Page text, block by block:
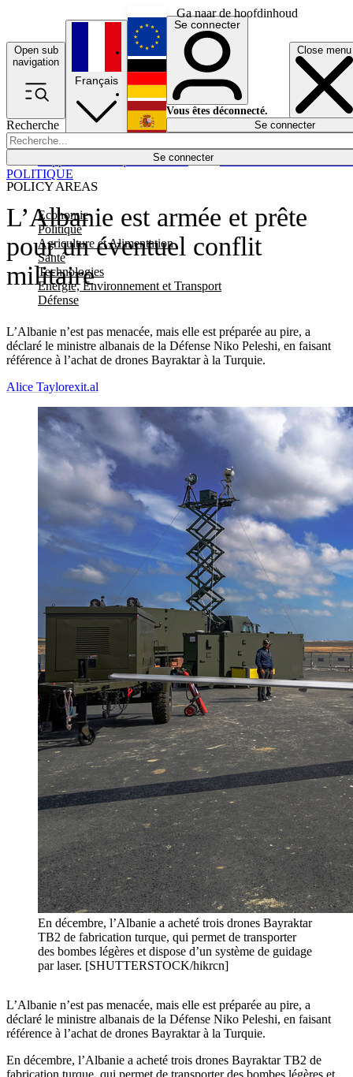
Ga naar de hoofdinhoud
Open sub
navigation
Close menu
Recherche
Se connecter
POLICY AREAS
Economie
Politique
Agriculture et Alimentation
Santé
Technologies
Energie, Environnement et Transport
Défense
Économie
Français
English
Deutsch
Español
Se connecter
Vous êtes déconnecté.
Se connecter
L’Albanie est armée et prête
pour un éventuel conflit
militaire
L’Albanie n’est pas menacée, mais elle est préparée au pire, a
déclaré le ministre albanais de la Défense Niko Peleshi, en faisant
référence à l’achat de drones Bayraktar à la Turquie.
POLITIQUE
Alice Taylorexit.al
En décembre, l’Albanie a acheté trois drones Bayraktar
TB2 de fabrication turque, qui permet de transporter
des bombes légères et dispose d’un système de guidage
par laser. [SHUTTERSTOCK/hikrcn]
L’Albanie n’est pas menacée, mais elle est préparée au pire, a
déclaré le ministre albanais de la Défense Niko Peleshi, en faisant
référence à l’achat de drones Bayraktar à la Turquie.
En décembre, l’Albanie a acheté trois drones Bayraktar TB2 de